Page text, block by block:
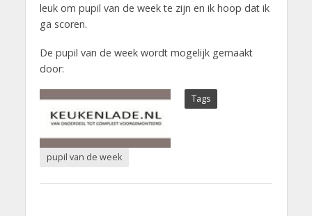
leuk om pupil van de week te zijn en ik hoop dat ik
ga scoren.
De pupil van de week wordt mogelijk gemaakt
door:
Tags
pupil van de week